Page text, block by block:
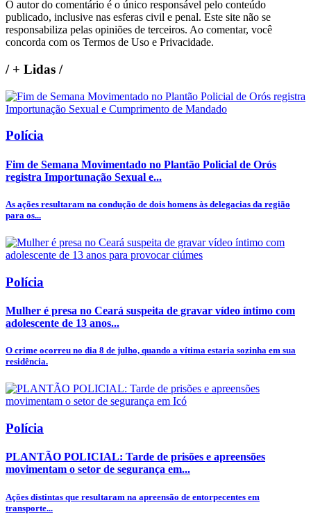
O autor do comentário é o único responsável pelo conteúdo
publicado, inclusive nas esferas civil e penal. Este site não se
responsabiliza pelas opiniões de terceiros. Ao comentar, você
concorda com os Termos de Uso e Privacidade.
/+ Lidas /
Polícia
Fim de Semana Movimentado no Plantão Policial de Orós
registra Importunação Sexual e...
As ações resultaram na condução de dois homens às delegacias da região
para os...
Polícia
Mulher é presa no Ceará suspeita de gravar vídeo íntimo com
adolescente de 13 anos...
O crime ocorreu no dia 8 de julho, quando a vítima estaria sozinha em sua
residência.
Polícia
PLANTÃO POLICIAL: Tarde de prisões e apreensões
movimentam o setor de segurança em...
Ações distintas que resultaram na apreensão de entorpecentes em
transporte...